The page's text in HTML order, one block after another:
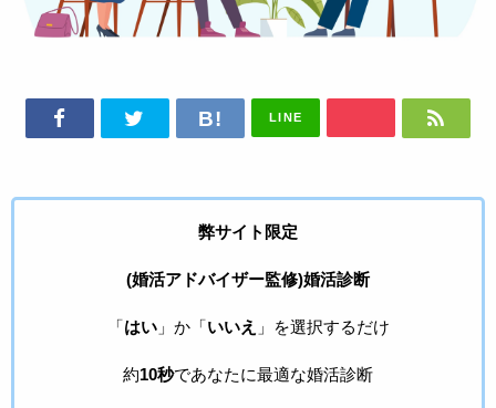
LINE
弊サイト限定
(婚活アドバイザー監修)婚活診断
「はい」か「いいえ 」を選択するだけ
約10秒であなたに最適な婚活診断